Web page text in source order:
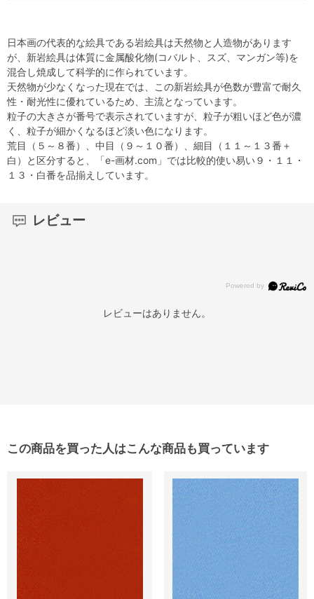
日本画の代表的な絵具である岩絵具は天然物と人造物があります
が、新岩絵具は体質に金属酸化物(コバルト、スズ、マンガン等)を
混合し焼成して科学的に作られています。
天然物が少なくなった現在では、この新岩絵具が色数が豊富で耐久
性・耐光性に優れているため、主流となっています。
粒子の大きさが番号で表示されていますが、粒子が粗いほど色が濃
く、粒子が細かくなるほど淡い色になります。
荒目（５～８番）、中目（９～１０番）、細目（１１～１３番＋
白）と区分すると、「e-画材.com」では比較的使い易い９・１１・
１３・白番を品揃えしています。
レビュー
レビューはありません。
この商品を買った人はこんな商品も買っています